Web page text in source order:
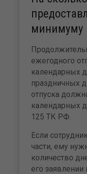
минимуму
ежегодного
календарных
праздничных
отпуска
календарных
125 ТК РФ.
Если
части, ему
количество
его заявлении